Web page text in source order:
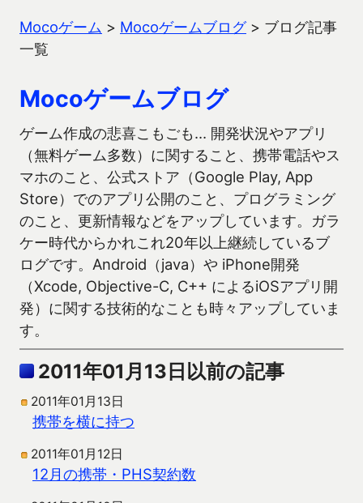
Mocoゲーム > Mocoゲームブログ> ブログ記事
一覧
Mocoゲームブログ
ゲーム作成の悲喜こもごも… 開発状況やアプリ
（無料ゲーム多数）に関すること、携帯電話やス
マホのこと、公式ストア（Google Play, App
Store）でのアプリ公開のこと、プログラミング
のこと、更新情報などをアップしています。ガラ
ケー時代からかれこれ20年以上継続しているブ
ログです。Android（java）や iPhone開発
（Xcode, Objective-C, C++ によるiOSアプリ開
発）に関する技術的なことも時々アップしていま
す。
2011年01月13日以前の記事
2011年01月13日
携帯を横に持つ
2011年01月12日
12月の携帯・PHS契約数